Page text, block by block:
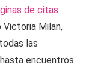
de citas
Milan,
las
encuentros